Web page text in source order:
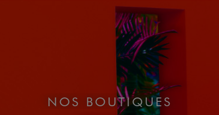
NOS BOUTIQUES